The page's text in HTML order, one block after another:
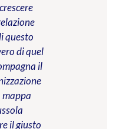
questo
di quel
il
mappa
il giusto